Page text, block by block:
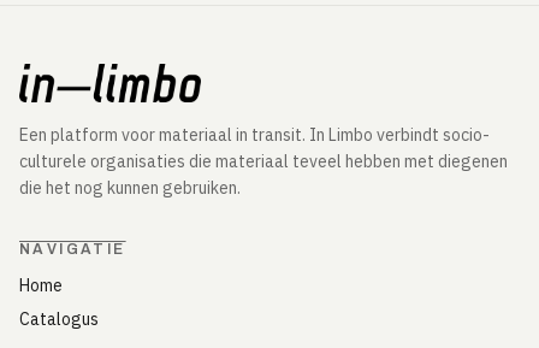
Een platform voor materiaal in transit. In Limbo verbindt socio-
culturele organisaties die materiaal teveel hebben met diegenen
die het nog kunnen gebruiken.
NAVIGATIE
Home
Catalogus